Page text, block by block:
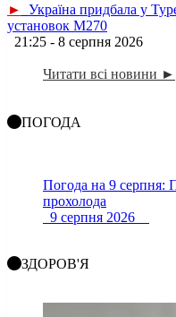
►
Україна придбала у
установок M270
21:25 - 8 серпня 2026
Читати всі новини ►
ПОГОДА
Погода на 9 серпня:
прохолода
9 серпня 2026
ЗДОРОВ'Я